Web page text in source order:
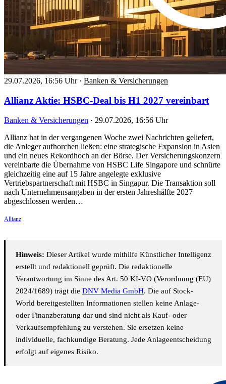
29.07.2026, 16:56 Uhr · Banken & Versicherungen
Allianz Aktie: HSBC-Deal bis H1 2027 vereinbart
Banken & Versicherungen · 29.07.2026, 16:56 Uhr
Allianz hat in der vergangenen Woche zwei Nachrichten geliefert,
die Anleger aufhorchen ließen: eine strategische Expansion in Asien
und ein neues Rekordhoch an der Börse. Der Versicherungskonzern
vereinbarte die Übernahme von HSBC Life Singapore und schnürte
gleichzeitig eine auf 15 Jahre angelegte exklusive
Vertriebspartnerschaft mit HSBC in Singapur. Die Transaktion soll
nach Unternehmensangaben in der ersten Jahreshälfte 2027
abgeschlossen werden…
Allianz
Hinweis: Dieser Artikel wurde mithilfe Künstlicher Intelligenz
erstellt und redaktionell geprüft. Die redaktionelle
Verantwortung im Sinne des Art. 50 KI-VO (Verordnung (EU)
2024/1689) trägt die DNV Media GmbH. Die auf Stock-
World bereitgestellten Informationen stellen keine Anlage-
oder Finanzberatung dar und sind nicht als Kauf- oder
Verkaufsempfehlung zu verstehen. Sie ersetzen keine
individuelle, fachkundige Beratung. Jede Anlageentscheidung
erfolgt auf eigenes Risiko.